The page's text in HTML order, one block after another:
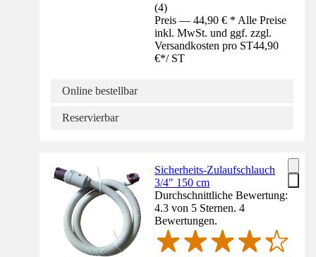
(4)
Preis — 44,90 € * Alle Preise
inkl. MwSt. und ggf. zzgl.
Versandkosten pro ST44,90
€*/ ST
Online bestellbar
Reservierbar
Sicherheits-Zulaufschlauch
3/4" 150 cm
Durchschnittliche Bewertung:
4.3 von 5 Sternen. 4
Bewertungen.